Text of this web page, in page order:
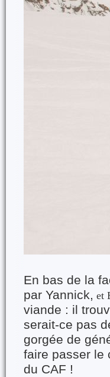
En bas de la
par Yannick, et
viande : il
serait-ce pas
gorgée de
faire passer le
du CAF !